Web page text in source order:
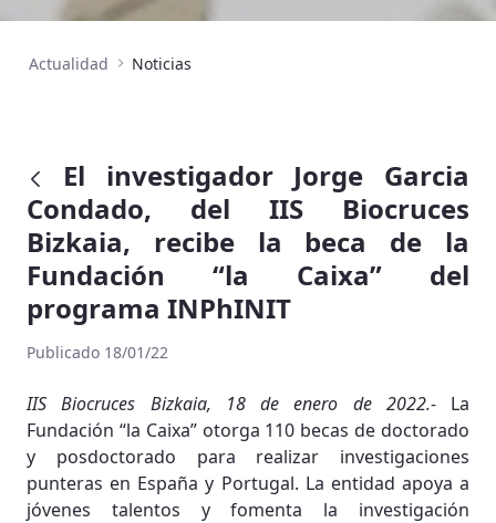
Actualidad Noticias
El investigador Jorge Garcia
Condado, del IIS Biocruces
Bizkaia, recibe la beca de la
Fundación “la Caixa” del
programa INPhINIT
Publicado 18/01/22
IIS Biocruces Bizkaia, 18 de enero de 2022.- La
Fundación “la Caixa” otorga 110 becas de doctorado
y posdoctorado para realizar investigaciones
punteras en España y Portugal. La entidad apoya a
jóvenes talentos y fomenta la investigación